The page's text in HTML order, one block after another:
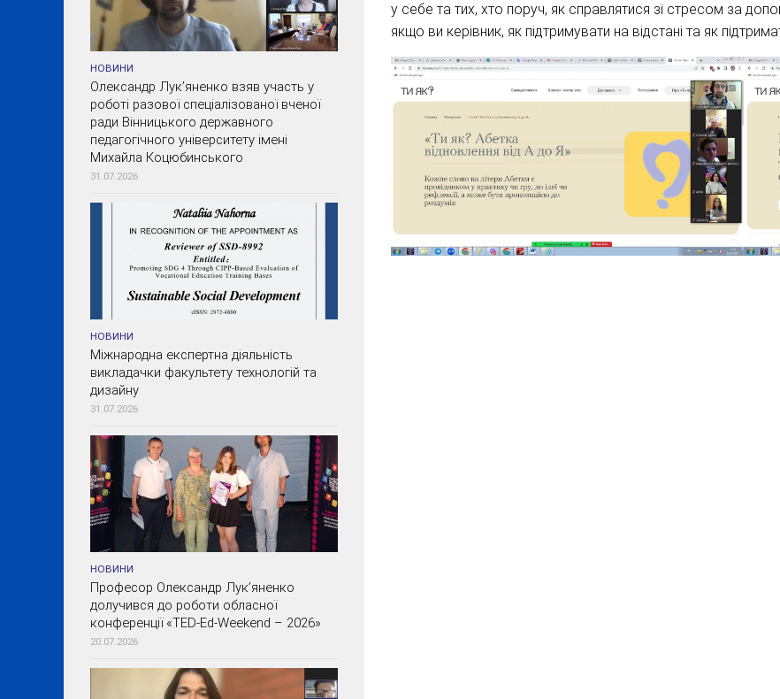
у себе та тих, хто поруч, як справлятися зі стресом за
якщо ви керівник, як підтримувати на відстані та як
НОВИНИ
Олександр Лук’яненко взяв участь у
роботі разової спеціалізованої вченої
ради Вінницького державного
педагогічного університету імені
Михайла Коцюбинського
31.07.2026
НОВИНИ
Міжнародна експертна діяльність
викладачки факультету технологій та
дизайну
31.07.2026
НОВИНИ
Професор Олександр Лук’яненко
долучився до роботи обласної
конференції «TED-Ed-Weekend – 2026»
20.07.2026